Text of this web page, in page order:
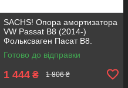
SACHS! Опора амортизатора
VW Passat B8 (2014-)
Фольксваген Пасат B8.
Передня. 803024 , KB657.27 ,
VKDA35167
Готово до відправки
1 444 ₴ 1 806 ₴